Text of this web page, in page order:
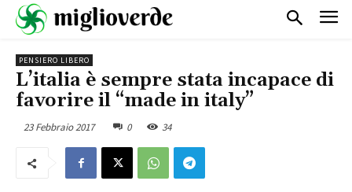
PENSIERO LIBERO
L’italia è sempre stata incapace di
favorire il “made in italy”
23 Febbraio 2017 0 34